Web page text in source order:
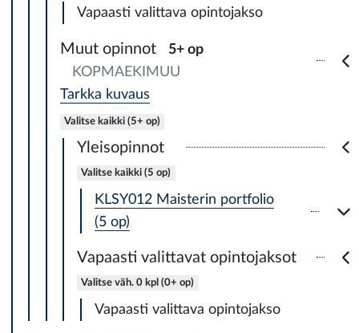
Vapaasti valittava opintojakso
Muut opinnot
5+ op
KOPMAEKIMUU
Tarkka kuvaus
Valitse kaikki (5+ op)
Yleisopinnot
Valitse kaikki (5 op)
KLSY012 Maisterin portfolio
(5 op)
Vapaasti valittavat opintojaksot
Valitse väh. 0 kpl (0+ op)
Vapaasti valittava opintojakso